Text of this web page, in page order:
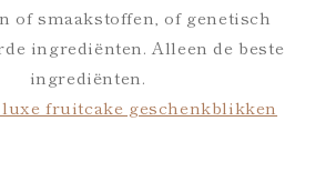
of smaakstoffen, of genetisch
ingrediënten. Alleen de beste
ingrediënten.
fruitcake geschenkblikken